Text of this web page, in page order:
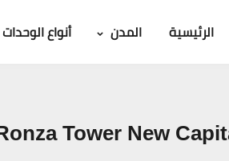
الرئيسية المدن أنواع الوحدات